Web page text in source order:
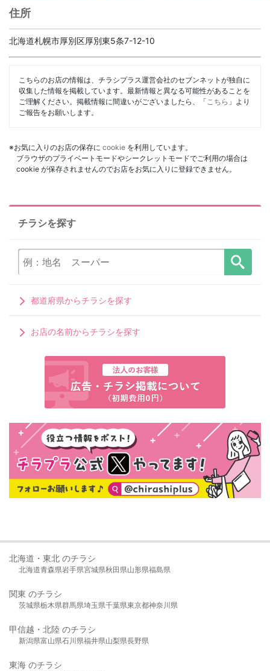
住所
北海道札幌市厚別区厚別東5条7-12-10
こちらのお店の情報は、チラシプラス運営会社のセブンネットが独自に
収集した情報を掲載しています。最新情報と異なる可能性があることを
ご理解ください。掲載情報に間違いがございましたら、「 こちら 」より
ご報告をお願いします。
※お気に入りのお店の保存に cookie を利用しています。
ブラウザのプライベートモードやシークレットモードでご利用の場合は
cookie が保存されませんのでお店をお気に入りに登録できません。
チラシを探す
都道府県からチラシを探す
お店の名前からチラシを探す
北海道・東北 のチラシ
北海道青森県岩手県宮城県秋田県山形県福島県
関東 のチラシ
茨城県栃木県群馬県埼玉県千葉県東京都神奈川県
甲信越・北陸 のチラシ
新潟県富山県石川県福井県山梨県長野県
東海 のチラシ